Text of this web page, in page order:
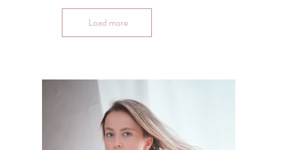
Load more